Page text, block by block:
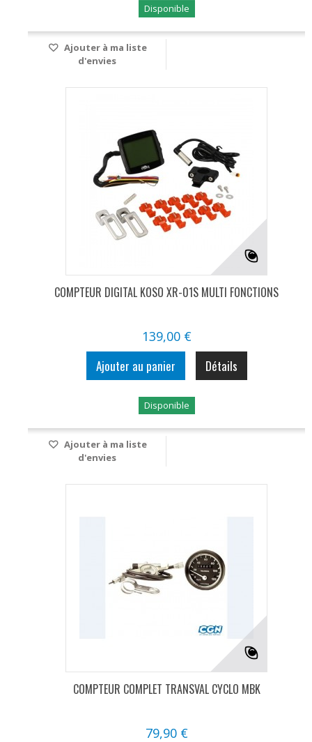
Disponible
Ajouter à ma liste
d'envies
COMPTEUR DIGITAL KOSO XR-01S MULTI FONCTIONS
139,00 €
Ajouter au panier Détails
Disponible
Ajouter à ma liste
d'envies
COMPTEUR COMPLET TRANSVAL CYCLO MBK
79,90 €